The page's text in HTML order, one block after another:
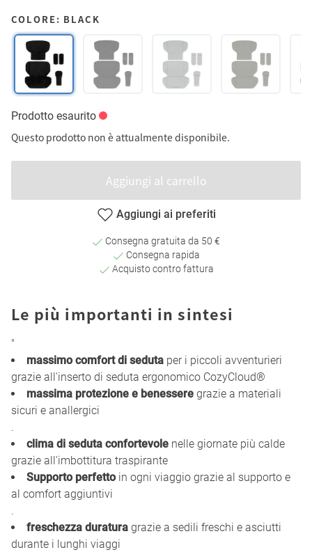
COLORE: BLACK
Prodotto esaurito
Questo prodotto non è attualmente disponibile.
Aggiungi al carrello
Aggiungi ai preferiti
Consegna gratuita da 50 €
Consegna rapida
Acquisto contro fattura
Le più importanti in sintesi
"
massimo comfort di seduta per i piccoli avventurieri
grazie all'inserto di seduta ergonomico CozyCloud®
massima protezione e benessere grazie a materiali
sicuri e anallergici
.
clima di seduta confortevole nelle giornate più calde
grazie all'imbottitura traspirante
Supporto perfetto in ogni viaggio grazie al supporto e
al comfort aggiuntivi
.
freschezza duratura grazie a sedili freschi e asciutti
durante i lunghi viaggi